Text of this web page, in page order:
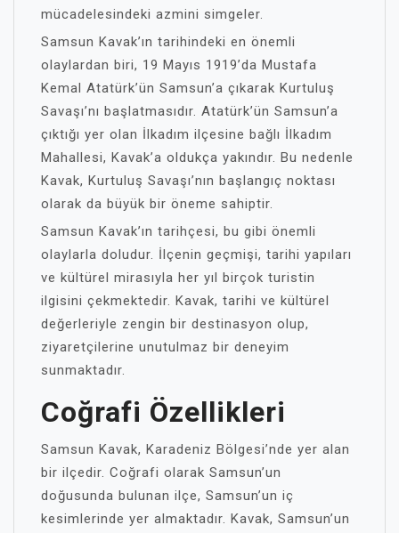
mücadelesindeki azmini simgeler.
Samsun Kavak’ın tarihindeki en önemli
olaylardan biri, 19 Mayıs 1919’da Mustafa
Kemal Atatürk’ün Samsun’a çıkarak Kurtuluş
Savaşı’nı başlatmasıdır. Atatürk’ün Samsun’a
çıktığı yer olan İlkadım ilçesine bağlı İlkadım
Mahallesi, Kavak’a oldukça yakındır. Bu nedenle
Kavak, Kurtuluş Savaşı’nın başlangıç noktası
olarak da büyük bir öneme sahiptir.
Samsun Kavak’ın tarihçesi, bu gibi önemli
olaylarla doludur. İlçenin geçmişi, tarihi yapıları
ve kültürel mirasıyla her yıl birçok turistin
ilgisini çekmektedir. Kavak, tarihi ve kültürel
değerleriyle zengin bir destinasyon olup,
ziyaretçilerine unutulmaz bir deneyim
sunmaktadır.
Coğrafi Özellikleri
Samsun Kavak, Karadeniz Bölgesi’nde yer alan
bir ilçedir. Coğrafi olarak Samsun’un
doğusunda bulunan ilçe, Samsun’un iç
kesimlerinde yer almaktadır. Kavak, Samsun’un